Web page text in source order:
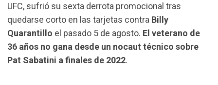
UFC, sufrió su sexta derrota promocional tras
quedarse corto en las tarjetas contra Billy
Quarantillo el pasado 5 de agosto. El veterano de
36 años no gana desde un nocaut técnico sobre
Pat Sabatini a finales de 2022.